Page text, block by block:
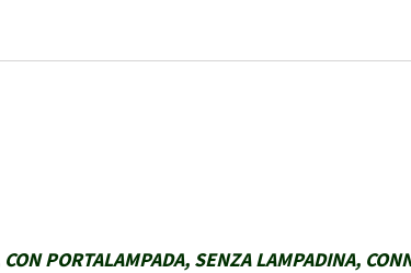
PORTALAMPADA, SENZA LAMPADINA,